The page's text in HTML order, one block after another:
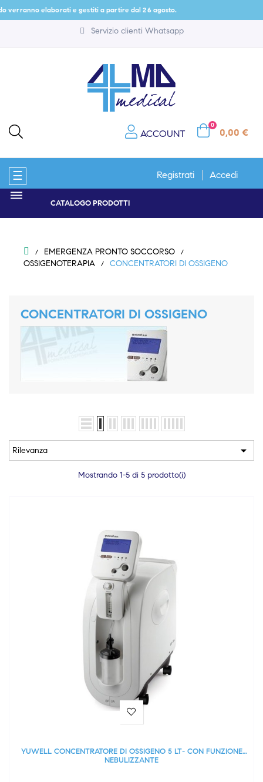
elaborati e gestiti a partire dal 26 agosto.
Servizio clienti Whatsapp
ACCOUNT
0
0,00 €
navigazione
Toggle
☰ Registrati Accedi
CATALOGO PRODOTTI
EMERGENZA PRONTO SOCCORSO
OSSIGENOTERAPIA
CONCENTRATORI DI OSSIGENO
CONCENTRATORI DI OSSIGENO
Rilevanza 
Mostrando 1-5 di 5 prodotto(i)
YUWELL CONCENTRATORE DI OSSIGENO 5 LT- CON FUNZIONE
NEBULIZZANTE